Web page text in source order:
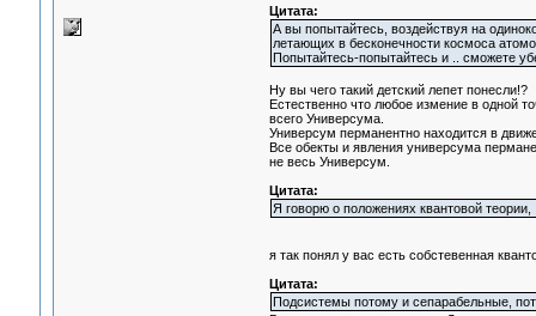
Цитата:
А вы попытайтесь, воздействуя на
летающих в бесконечности космоса
Попытайтесь-попытайтесь и .. сможете
Ну вы чего такий детский лепет понесли!?
Естественно что любое измение в одной
всего Универсума.
Универсум перманентно находится в
Все обекты и явления универсума
не весь Универсум.
Цитата:
Я говорю о положениях квантовой теории,
я так понял у вас есть собстевенная
Цитата:
Подсистемы потому и сепарабельные,